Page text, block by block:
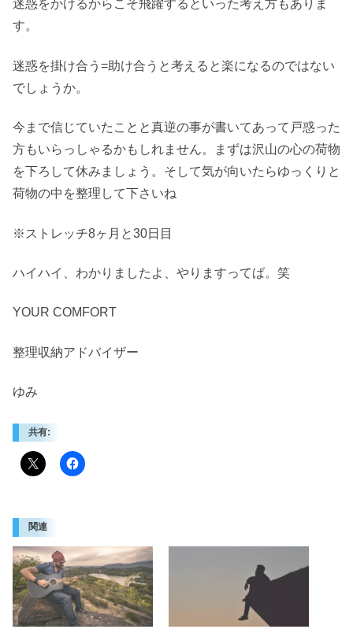
迷惑をかけるからこそ飛躍するといった考え方もありま
す。
迷惑を掛け合う=助け合うと考えると楽になるのではない
でしょうか。
今まで信じていたことと真逆の事が書いてあって戸惑った
方もいらっしゃるかもしれません。まずは沢山の心の荷物
を下ろして休みましょう。そして気が向いたらゆっくりと
荷物の中を整理して下さいね
※ストレッチ8ヶ月と30日目
ハイハイ、わかりましたよ、やりますってば。笑
YOUR COMFORT
整理収納アドバイザー
ゆみ
共有:
関連